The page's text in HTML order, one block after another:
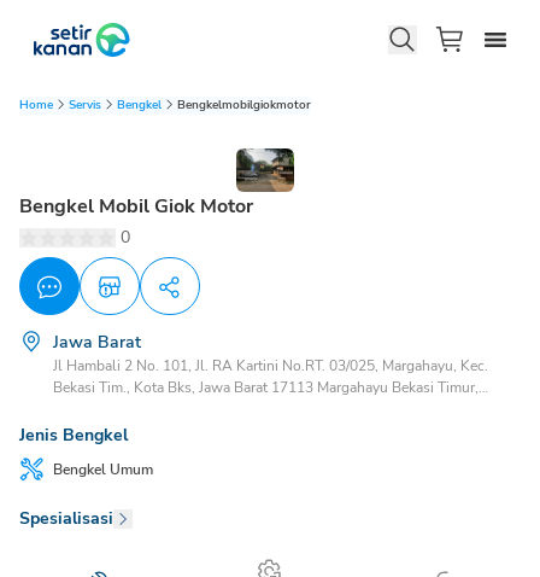
Home Servis Bengkel Bengkelmobilgiokmotor
Bengkel Mobil Giok Motor
0
Jawa Barat
Jl Hambali 2 No. 101, Jl. RA Kartini No.RT. 03/025, Margahayu, Kec.
Bekasi Tim., Kota Bks, Jawa Barat 17113 Margahayu Bekasi Timur,
Jenis Bengkel
Bengkel Umum
Spesialisasi